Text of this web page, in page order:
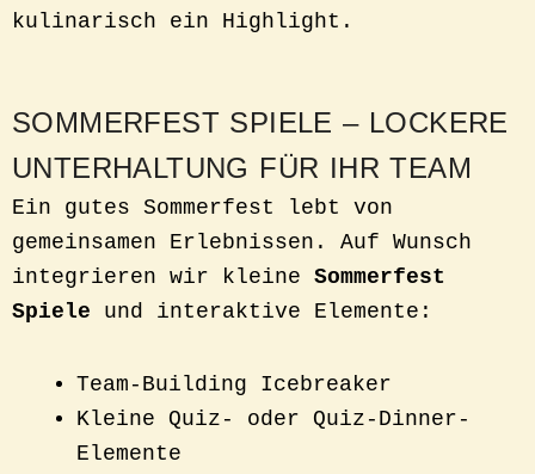
kulinarisch ein Highlight.
SOMMERFEST SPIELE – LOCKERE
UNTERHALTUNG FÜR IHR TEAM
Ein gutes Sommerfest lebt von
gemeinsamen Erlebnissen. Auf Wunsch
integrieren wir kleine Sommerfest
Spiele und interaktive Elemente:
Team-Building Icebreaker
Kleine Quiz- oder Quiz-Dinner-
Elemente